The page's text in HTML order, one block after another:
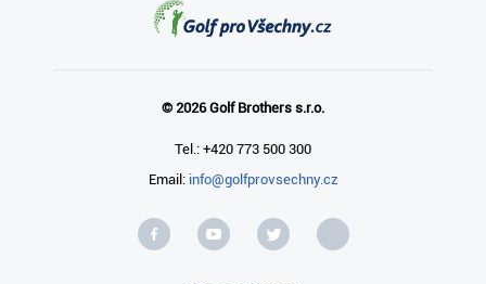
© 2026 Golf Brothers s.r.o.
Tel.: +420 773 500 300
Email: info@golfprovsechny.cz